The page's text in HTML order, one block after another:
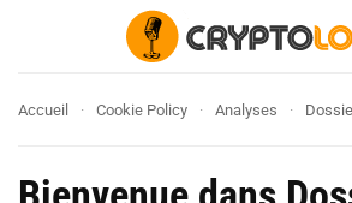
Accueil Cookie Policy Analyses